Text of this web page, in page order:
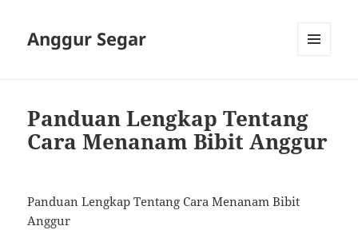
Anggur Segar
Panduan Lengkap Tentang
Cara Menanam Bibit Anggur
Panduan Lengkap Tentang Cara Menanam Bibit
Anggur